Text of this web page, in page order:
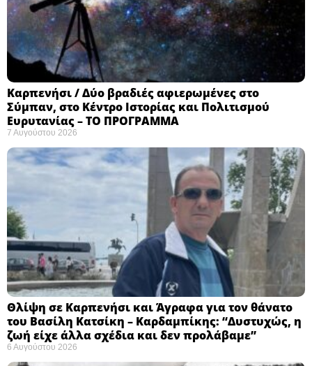
Καρπενήσι / Δύο βραδιές αφιερωμένες στο
Σύμπαν, στο Κέντρο Ιστορίας και Πολιτισμού
Ευρυτανίας – ΤΟ ΠΡΟΓΡΑΜΜΑ
7 Αυγούστου 2026
Θλίψη σε Καρπενήσι και Άγραφα για τον θάνατο
του Βασίλη Κατσίκη – Καρδαμπίκης: “Δυστυχώς, η
ζωή είχε άλλα σχέδια και δεν προλάβαμε”
6 Αυγούστου 2026